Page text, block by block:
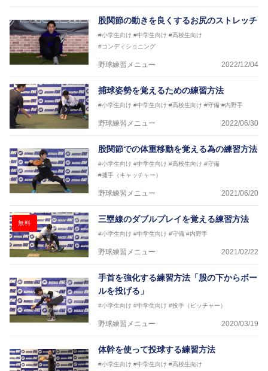
股関節の動きを良くするお尻のストレッチ
#小学生向け #中学生向け #高校生向け
#コンディショニング
野球練習メニュー 2022/12/04
捕球姿勢を覚えるための練習方法
#小学生向け #中学生向け #高校生向け #守備 #内野手
野球練習メニュー 2022/06/30
股関節での体重移動を覚える為の練習方法
#小学生向け #中学生向け #高校生向け #守備
#捕手（キャッチャー）
野球練習メニュー 2021/06/20
無料 三塁線のダブルプレイを覚える練習方法
#小学生向け #中学生向け #守備 #内野手
野球練習メニュー 2021/02/22
手首を強化する練習方法「股の下からボー
ルを投げる」
#小学生向け #中学生向け #投手（ピッチャー）
野球練習メニュー 2020/03/19
体幹を使って投球する練習方法
#小学生向け #中学生向け #高校生向け